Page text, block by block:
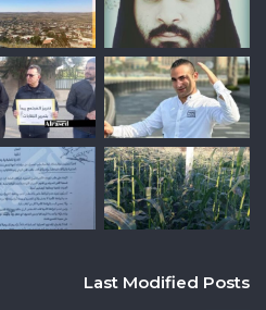
Last Modified Posts